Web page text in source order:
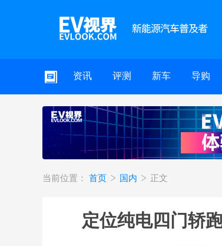
资讯 评测 新车 导购
当前位置： 首页 国内 正文
定位纯电四门轿